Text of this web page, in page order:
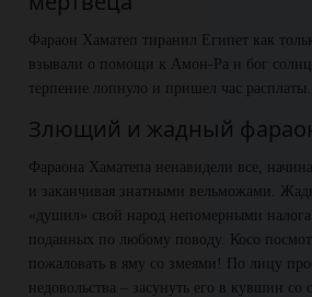
Фараон Хаматеп тиранил Египет как
взывали о помощи к Амон-Ра и бог
терпение лопнуло и пришел час
Злющий и жадный
Фараона Хаматепа ненавидели все,
и заканчивая знатными вельможами.
«душил» свой народ непомерными
поданных по любому поводу. Косо
пожаловать в яму со змеями! По лицу
недовольства – засунуть его в кувшин